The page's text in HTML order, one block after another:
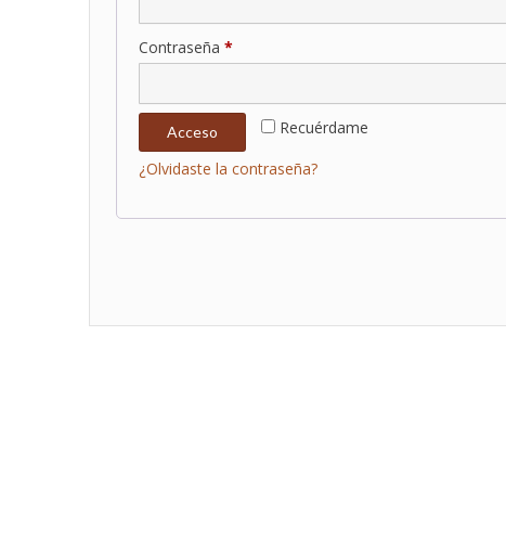
Contraseña *
Recuérdame
Acceso
¿Olvidaste la contraseña?